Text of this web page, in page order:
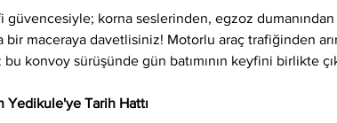
güvencesiyle; korna seslerinden, egzoz
bir maceraya davetlisiniz! Motorlu araç trafiğinden
konvoy sürüşünde gün batımının keyfini birlikte
Yedikule'ye Tarih Hattı